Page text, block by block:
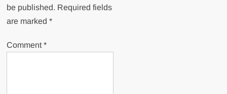
be published. Required fields
are marked*
Comment*